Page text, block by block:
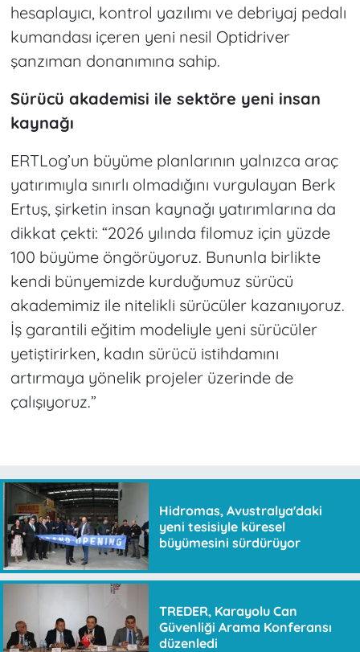
hesaplayıcı, kontrol yazılımı ve debriyaj pedalı
kumandası içeren yeni nesil Optidriver
şanzıman donanımına sahip.
Sürücü akademisi ile sektöre yeni insan
kaynağı
ERTLog’un büyüme planlarının yalnızca araç
yatırımıyla sınırlı olmadığını vurgulayan Berk
Ertuş, şirketin insan kaynağı yatırımlarına da
dikkat çekti: “2026 yılında filomuz için yüzde
100 büyüme öngörüyoruz. Bununla birlikte
kendi bünyemizde kurduğumuz sürücü
akademimiz ile nitelikli sürücüler kazanıyoruz.
İş garantili eğitim modeliyle yeni sürücüler
yetiştirirken, kadın sürücü istihdamını
artırmaya yönelik projeler üzerinde de
çalışıyoruz.”
Hidromas, Avustralya'daki
yeni tesisiyle küresel
büyümesini sürdürüyor
TREDER, Karayolu Can
Güvenliği Arama Konferansı
düzenledi